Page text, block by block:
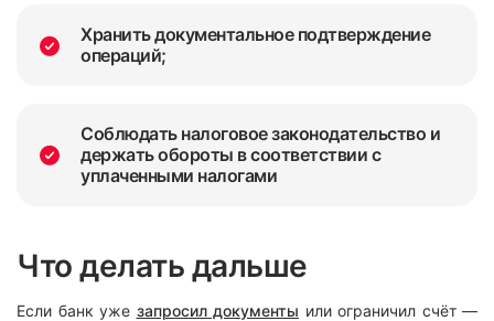
Хранить документальное подтверждение
операций;
Соблюдать налоговое законодательство и
держать обороты в соответствии с
уплаченными налогами
Что делать дальше
Если банк уже запросил документы или ограничил счёт —